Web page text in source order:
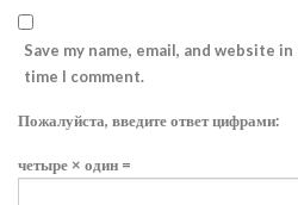
Save my name, email, and website
time I comment.
Пожалуйста, введите ответ цифрами:
четыре × один =